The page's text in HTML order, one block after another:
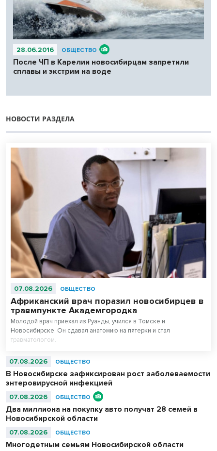
28.06.2016 ОБЩЕСТВО
После ЧП в Карелии новосибирцам запретили
сплавы и экстрим на воде
НОВОСТИ РАЗДЕЛА
07.08.2026 ОБЩЕСТВО
Африканский врач поразил новосибирцев в
травмпункте Академгородка
Молодой врач приехал из Руанды, учился в Томске и
Новосибирске. Он сдавал анатомию на пятерки и стал
травматологом.
07.08.2026 ОБЩЕСТВО
В Новосибирске зафиксирован рост заболеваемости
энтеровирусной инфекцией
07.08.2026 ОБЩЕСТВО
Два миллиона на покупку авто получат 28 семей в
Новосибирской области
07.08.2026 ОБЩЕСТВО
Многодетным семьям Новосибирской области